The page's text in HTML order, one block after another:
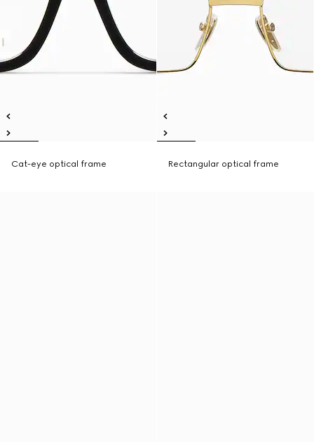
Cat-eye optical frame Rectangular optical frame